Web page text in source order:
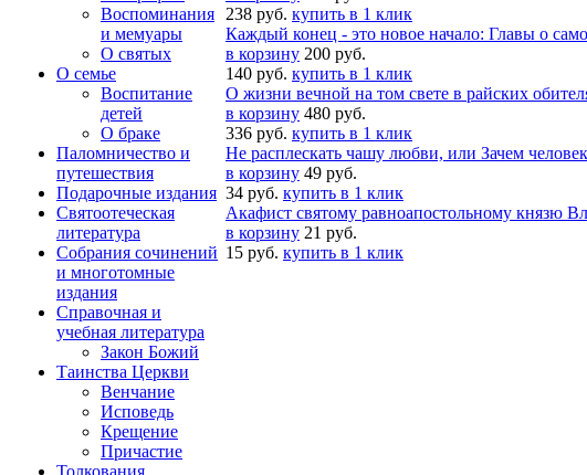
Воспоминания
и мемуары
О святых
О семье
Воспитание
детей
О браке
Паломничество и
путешествия
Подарочные издания
Святоотеческая
литература
Собрания сочинений
и многотомные
издания
Справочная и
учебная литература
Закон Божий
Таинства Церкви
Венчание
Исповедь
Крещение
Причастие
Толкования
238 руб. купить в 1 клик
Каждый конец - это новое начало: Главы о
в корзину 200 руб.
140 руб. купить в 1 клик
О жизни вечной на том свете в райских
в корзину 480 руб.
336 руб. купить в 1 клик
Не расплескать чашу любви, или Зачем
в корзину 49 руб.
34 руб. купить в 1 клик
Акафист святому равноапостольному князю
в корзину 21 руб.
15 руб. купить в 1 клик